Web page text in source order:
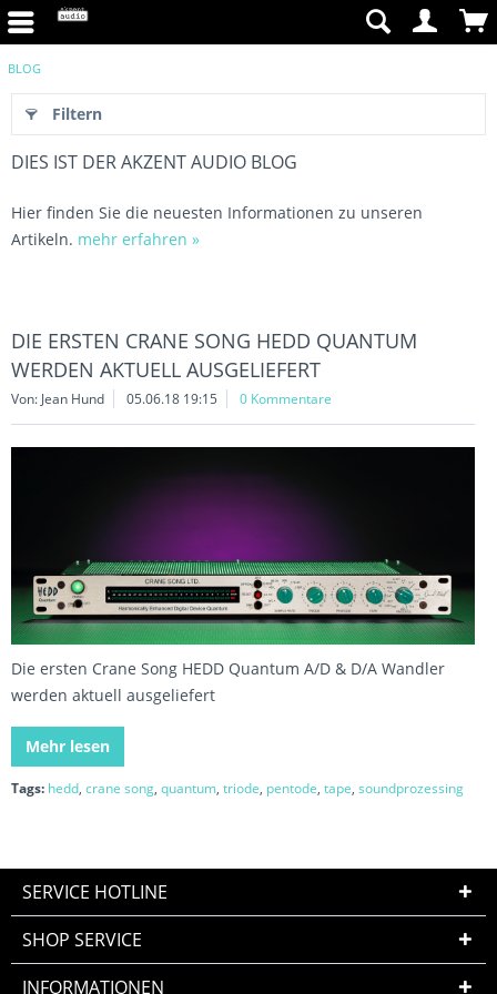
BLOG
Filtern
DIES IST DER AKZENT AUDIO BLOG
Hier finden Sie die neuesten Informationen zu unseren
Artikeln. mehr erfahren »
DIE ERSTEN CRANE SONG HEDD QUANTUM
WERDEN AKTUELL AUSGELIEFERT
Von: Jean Hund 05.06.18 19:15 0 Kommentare
Die ersten Crane Song HEDD Quantum A/D & D/A Wandler
werden aktuell ausgeliefert
Mehr lesen
Tags: hedd, crane song, quantum, triode, pentode, tape, soundprozessing
SERVICE HOTLINE
SHOP SERVICE
INFORMATIONEN